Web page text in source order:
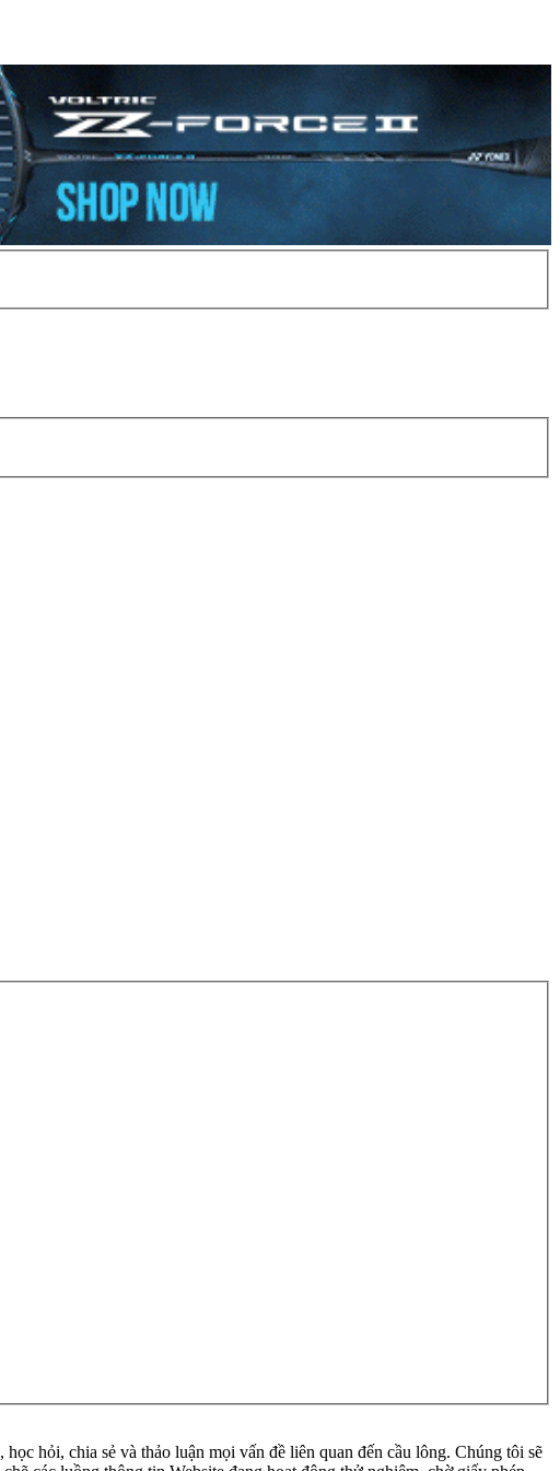
hỏi, chia sẻ và thảo luận mọi vấn đề liên quan đến cầu lông. Chúng tôi sẽ